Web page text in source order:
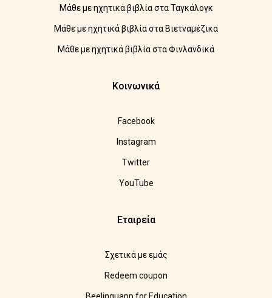
Μάθε με ηχητικά βιβλία στα Ταγκάλογκ
Μάθε με ηχητικά βιβλία στα Βιετναμέζικα
Μάθε με ηχητικά βιβλία στα Φινλανδικά
Κοινωνικά
Facebook
Instagram
Twitter
YouTube
Εταιρεία
Σχετικά με εμάς
Redeem coupon